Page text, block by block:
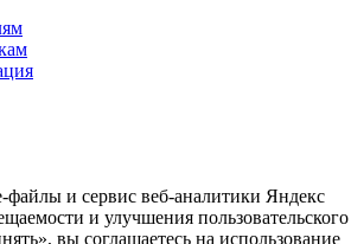
и сервис веб-аналитики Яндекс
и улучшения пользовательского
вы соглашаетесь на использование